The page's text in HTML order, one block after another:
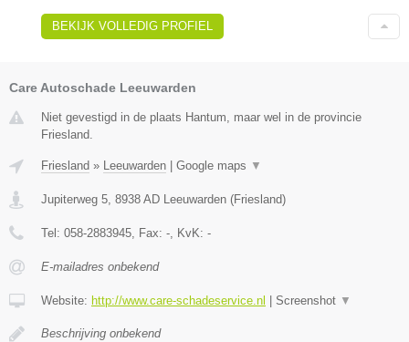
BEKIJK VOLLEDIG PROFIEL
Care Autoschade Leeuwarden
Niet gevestigd in de plaats Hantum, maar wel in de provincie
Friesland.
Friesland » Leeuwarden Google maps ▼
Jupiterweg 5, 8938 AD Leeuwarden (Friesland)
Tel: 058-2883945, Fax: -, KvK: -
E-mailadres onbekend
Website: http://www.care-schadeservice.nl Screenshot ▼
Beschrijving onbekend